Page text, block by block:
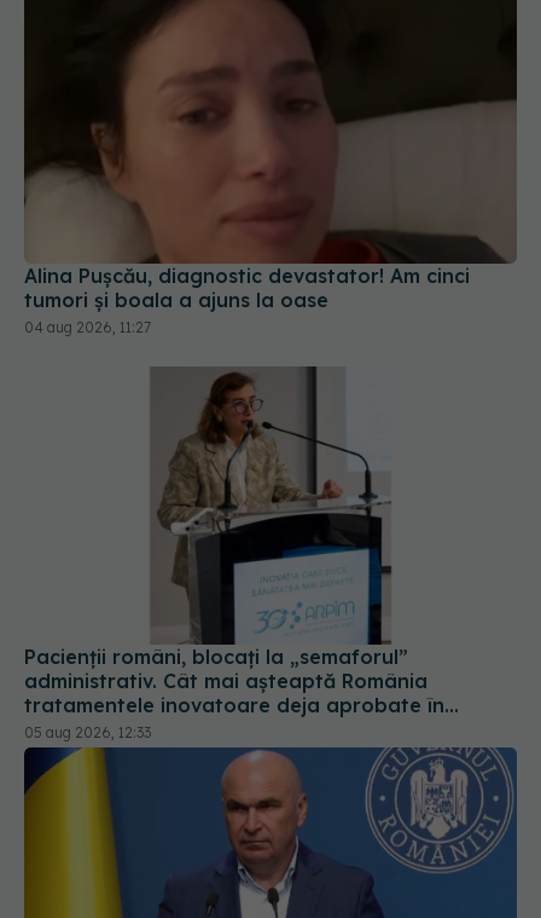
Alina Pușcău, diagnostic devastator! Am cinci
tumori și boala a ajuns la oase
04 aug 2026, 11:27
Pacienții români, blocați la „semaforul”
administrativ. Cât mai așteaptă România
tratamentele inovatoare deja aprobate în
Europa
05 aug 2026, 12:33